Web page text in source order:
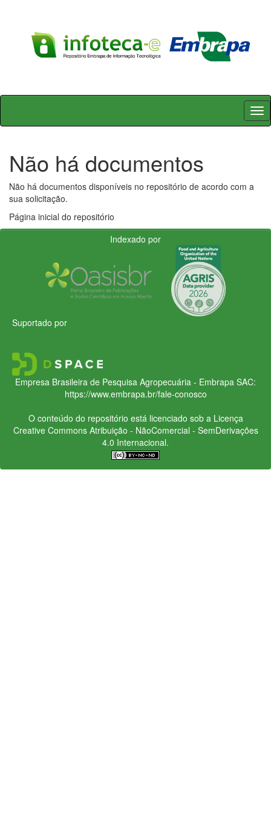
Skip
Não há documentos
Não há documentos disponíveis no repositório de acordo com a
sua solicitação.
Página inicial do repositório
Indexado por
Suportado por
Empresa Brasileira de Pesquisa Agropecuária - Embrapa SAC:
https://www.embrapa.br/fale-conosco
O conteúdo do repositório está licenciado sob a Licença
Creative CommonsAtribuição - NãoComercial - SemDerivações
4.0 Internacional.